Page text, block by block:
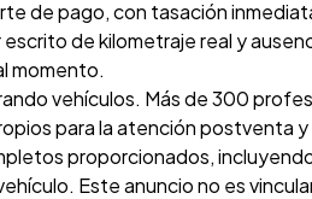
de pago, con tasación
de kilometraje real y
momento.
vehículos. Más de 300
para la atención postventa
proporcionados,
Este anuncio no es